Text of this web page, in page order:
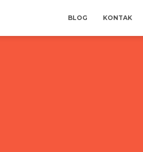
BLOG KONTAK